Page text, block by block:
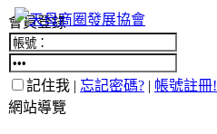
會員登錄
記住我 | 忘記密碼? | 帳號註冊!
網站導覽